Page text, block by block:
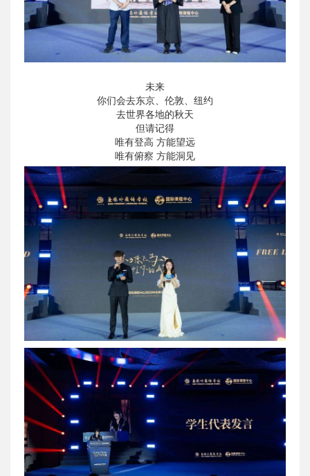
未来
你们会去东京、伦敦、纽约
去世界各地的秋天
但请记得
唯有登高 方能望远
唯有俯察 方能洞见